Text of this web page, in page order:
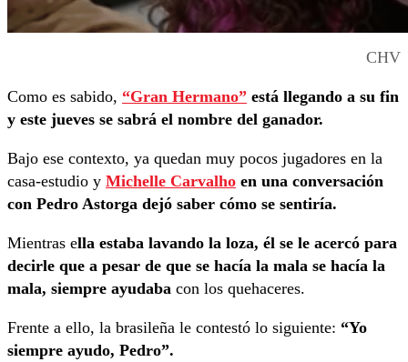
CHV
Como es sabido, “Gran Hermano” está llegando a su fin
y este jueves se sabrá el nombre del ganador.
Bajo ese contexto, ya quedan muy pocos jugadores en la
casa-estudio y Michelle Carvalho en una conversación
con Pedro Astorga dejó saber cómo se sentiría.
Mientras ella estaba lavando la loza, él se le acercó para
decirle que a pesar de que se hacía la mala se hacía la
mala, siempre ayudaba con los quehaceres.
Frente a ello, la brasileña le contestó lo siguiente: “Yo
siempre ayudo, Pedro”.